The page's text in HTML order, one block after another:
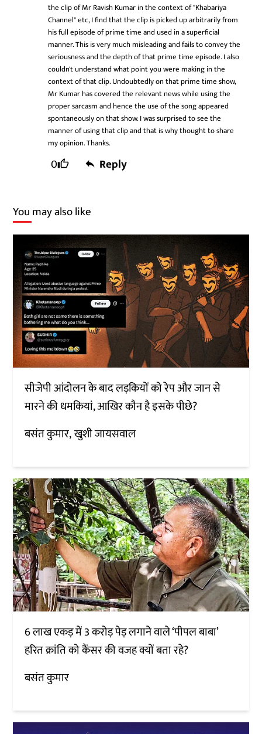
the clip of Mr Ravish Kumar in the context of "Khabariya
Channel" etc, I find that the clip is picked up arbitrarily from
his full episode of prime time and used in a superficial
manner. This is very much misleading and fails to convey the
seriousness and the depth of that prime time episode. I also
couldn't understand what point you were making in the
context of that clip. Undoubtedly on that prime time show,
Mr Kumar has covered the relevant news while using the
proper sarcasm and hence the use of the song appeared
spontaneously on that show. I was surprised to see the
manner of using that clip and that is why thought to share
my opinion. Thanks.
0 Reply
You may also like
सीजेपी आंदोलन के बाद लड़कियों को रेप और जान से
मारने की धमकियां, आखिर कौन है इसके पीछे?
बसंत कुमार खुशी जायसवाल
6 लाख एकड़ में 3 करोड़ पेड़ लगाने वाले ‘पीपल बाबा’
हरित क्रांति को कैंसर की वजह क्यों बता रहे?
बसंत कुमार